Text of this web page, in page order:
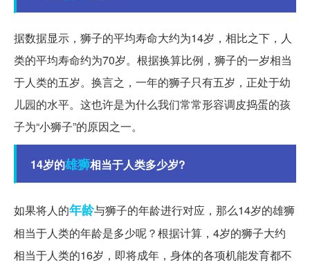
据数据显示，狮子的平均寿命大约为14岁，相比之下，人
类的平均寿命约为70岁。根据换算比例，狮子的一岁相当
于人类的五岁。换言之，一年的狮子只有五岁，正处于幼
儿园的水平。这也许是为什么我们常常形容调皮捣蛋的孩
子为“小狮子”的原因之一。
14岁的雄狮相当于人类多少岁?
如果将人的年龄与狮子的年龄进行对应，那么14岁的雄狮
相当于人类的年龄是多少呢？根据计算，4岁的狮子大约
相当于人类的16岁，即将成年，身体的各项机能发育都不